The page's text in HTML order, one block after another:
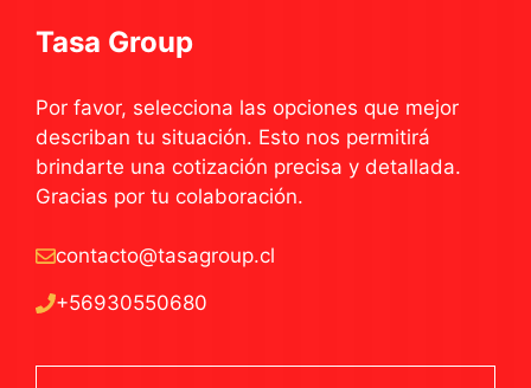
Tasa Group
Por favor, selecciona las opciones que mejor
describan tu situación. Esto nos permitirá
brindarte una cotización precisa y detallada.
Gracias por tu colaboración.
contacto@tasagroup.cl
+56930550680